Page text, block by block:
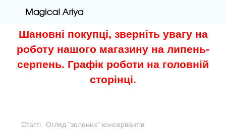
Шановні покупці, зверніть увагу на
роботу нашого магазину на липень-
серпень. Графік роботи на головній
сторінці.
Статті Огляд "зелених" консервантів